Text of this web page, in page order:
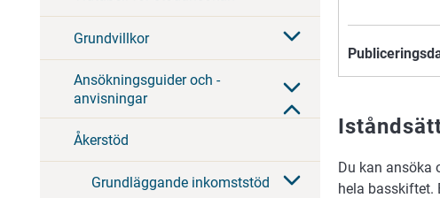
Grundvillkor
Ansökningsguider och -
anvisningar
Åkerstöd
Grundläggande inkomststöd
Du kan ansöka
hela basskiftet.